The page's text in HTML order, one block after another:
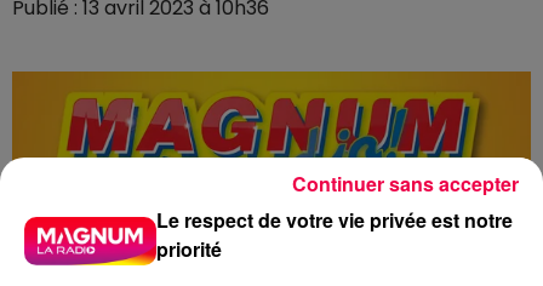
Publié : 13 avril 2023 à 10h36
Le respect de votre vie privée est notre
priorité
Continuer sans accepter